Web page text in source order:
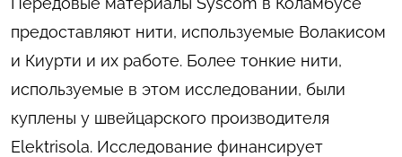
предоставляют нити, используемые Волакисом
и Киурти и их работе. Более тонкие нити,
используемые в этом исследовании, были
куплены у швейцарского производителя
Elektrisola. Исследование финансирует